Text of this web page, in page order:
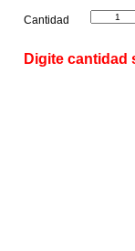
Cantidad
Digite